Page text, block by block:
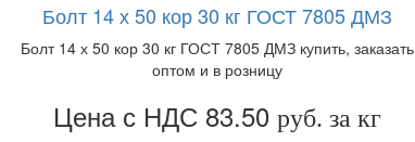
Болт 14 х 50 кор 30 кг ГОСТ 7805 ДМЗ
Болт 14 х 50 кор 30 кг ГОСТ 7805 ДМЗ купить, заказать
оптом и в розницу
Цена с НДС 83.50 руб. за кг